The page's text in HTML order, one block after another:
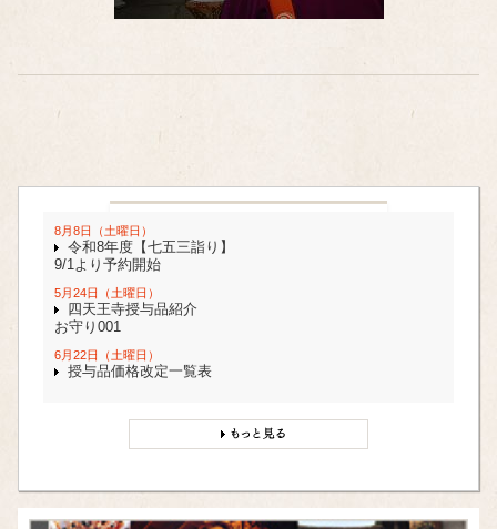
8月8日（土曜日）
令和8年度【七五三詣り】
9/1より予約開始
5月24日（土曜日）
四天王寺授与品紹介
お守り001
6月22日（土曜日）
授与品価格改定一覧表